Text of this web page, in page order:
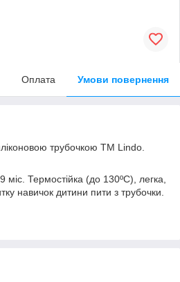
Оплата Умови повернення
трубочкою ТМ Lindo.
міс. Термостійка (до 130ºС), легка,
навичок дитини пити з трубочки.